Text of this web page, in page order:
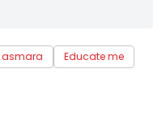
Educate me